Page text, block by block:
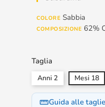
COLORE Sabbia
COMPOSIZIONE 62%
Taglia
Anni 2 Mesi 18
straightenGuida alle taglie